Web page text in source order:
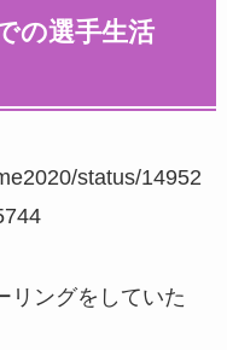
の選手生活
status/14952
リングをしていた